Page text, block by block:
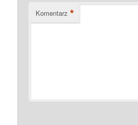
Komentarz *